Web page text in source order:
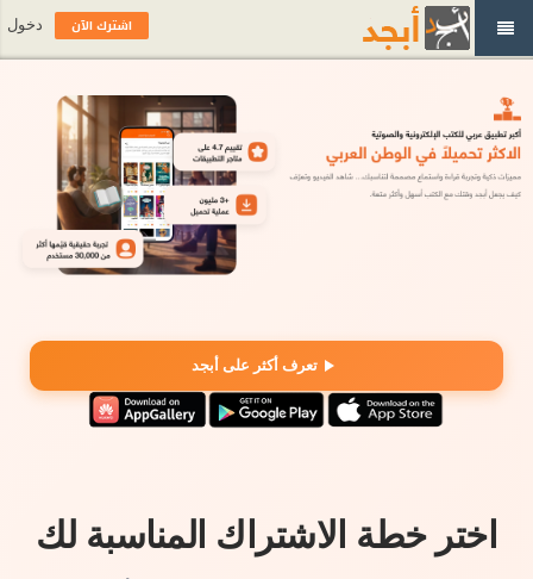
تعرف أكثر على أبجد
اختر خطة الاشتراك المناسبة لك
اشترك الآن دخول